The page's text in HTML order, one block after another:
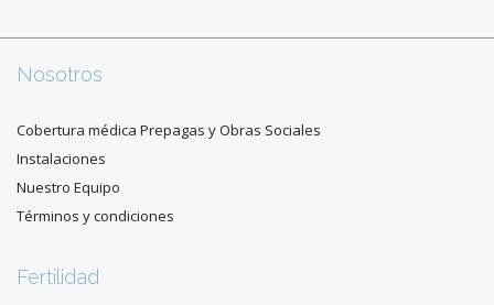
Nosotros
Cobertura médica Prepagas y Obras Sociales
Instalaciones
Nuestro Equipo
Términos y condiciones
Fertilidad